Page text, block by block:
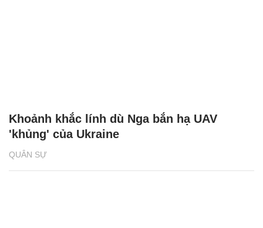
QUÂN SỰ
Khoảnh khắc lính dù Nga bắn hạ UAV
'khủng' của Ukraine